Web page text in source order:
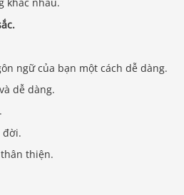
khác nhau.
ngữ của bạn một cách dễ dàng.
dễ dàng.
đời.
thiện.